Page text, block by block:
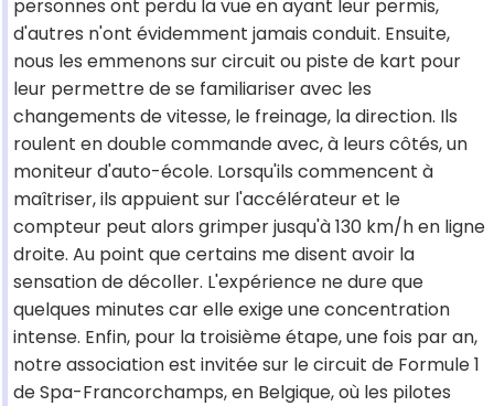
personnes ont perdu la vue en ayant leur permis,
d'autres n'ont évidemment jamais conduit. Ensuite,
nous les emmenons sur circuit ou piste de kart pour
leur permettre de se familiariser avec les
changements de vitesse, le freinage, la direction. Ils
roulent en double commande avec, à leurs côtés, un
moniteur d'auto-école. Lorsqu'ils commencent à
maîtriser, ils appuient sur l'accélérateur et le
compteur peut alors grimper jusqu'à 130 km/h en ligne
droite. Au point que certains me disent avoir la
sensation de décoller. L'expérience ne dure que
quelques minutes car elle exige une concentration
intense. Enfin, pour la troisième étape, une fois par an,
notre association est invitée sur le circuit de Formule 1
de Spa-Francorchamps, en Belgique, où les pilotes